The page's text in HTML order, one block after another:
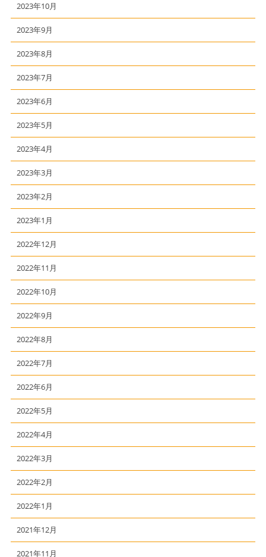
2023年10月
2023年9月
2023年8月
2023年7月
2023年6月
2023年5月
2023年4月
2023年3月
2023年2月
2023年1月
2022年12月
2022年11月
2022年10月
2022年9月
2022年8月
2022年7月
2022年6月
2022年5月
2022年4月
2022年3月
2022年2月
2022年1月
2021年12月
2021年11月